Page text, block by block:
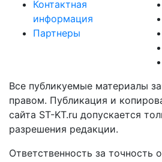
Контактная
информация
Партнеры
Все публикуемые материалы
правом. Публикация и
сайта ST-KT.ru допускается
разрешения редакции.
Ответственность за точность